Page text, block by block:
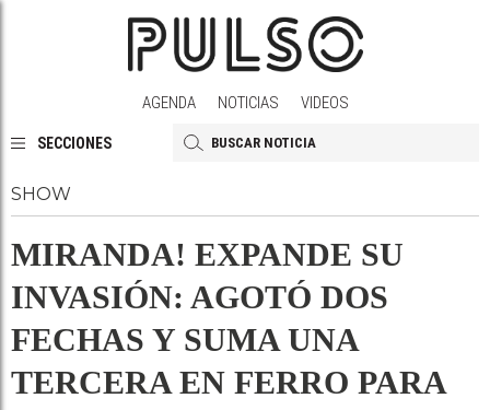
SECCIONES
AGENDA NOTICIAS VIDEOS
SHOW
MIRANDA! EXPANDE SU
INVASIÓN: AGOTÓ DOS
FECHAS Y SUMA UNA
TERCERA EN FERRO PARA